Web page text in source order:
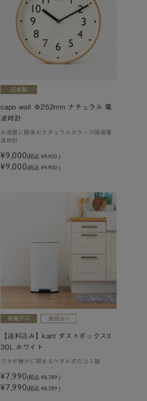
capo wall Φ252mm ナチュラル 電
波時計
お部屋に馴染むナチュラルカラーの国産電
波時計
¥9,000(税込¥9,900 )
¥9,000(税込 ¥9,900 )
【送料込み】kant ダストボックスII
30L ホワイト
フタが静かに閉まるペダル式のゴミ箱
¥7,990(税込¥8,789 )
¥7,990(税込 ¥8,789 )